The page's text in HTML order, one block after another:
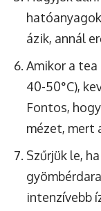
ázik, annál
Amikor a
40-50°C),
Fontos,
mézet, mert
Szűrjük le,
intenzívebb